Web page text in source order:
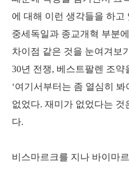
에 대해 이런 생각들을 하고
중세독일과 종교개혁 부분
차이점 같은 것을 눈여겨보
30년 전쟁, 베스트팔렌 조약
‘여기서부터는 좀 열심히
없었다. 재미가 없었다는 것
다.
비스마르크를 지나 바이마